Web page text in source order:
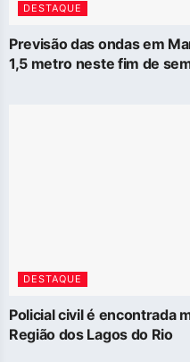
DESTAQUE
Previsão das ondas em
1,5 metro neste fim de
DESTAQUE
Policial civil é encontrada
Região dos Lagos do Rio